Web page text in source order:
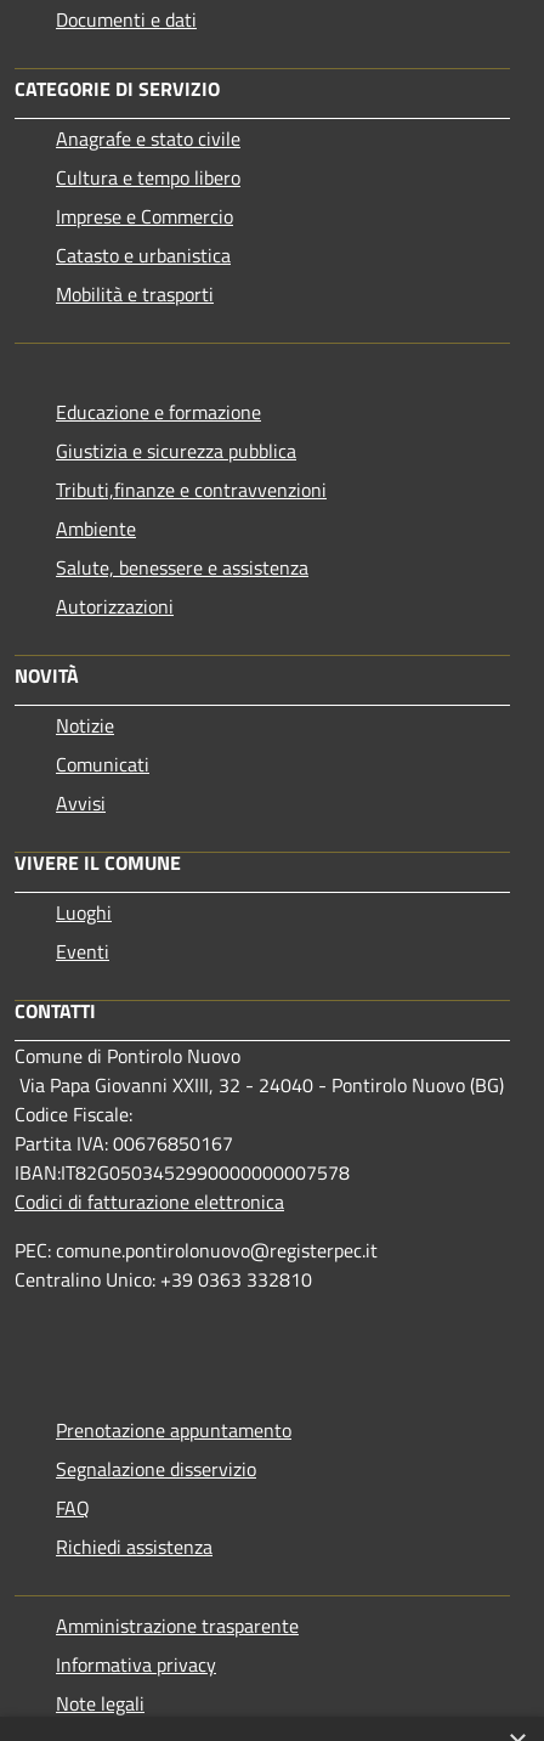
Documenti e dati
CATEGORIE DI SERVIZIO
Anagrafe e stato civile
Cultura e tempo libero
Imprese e Commercio
Catasto e urbanistica
Mobilità e trasporti
Educazione e formazione
Giustizia e sicurezza pubblica
Tributi,finanze e contravvenzioni
Ambiente
Salute, benessere e assistenza
Autorizzazioni
NOVITÀ
Notizie
Comunicati
Avvisi
VIVERE IL COMUNE
Luoghi
Eventi
CONTATTI
Comune di Pontirolo Nuovo
Via Papa Giovanni XXIII, 32 - 24040 - Pontirolo Nuovo (BG)
Codice Fiscale:
Partita IVA: 00676850167
IBAN:IT82G0503452990000000007578
Codici di fatturazione elettronica
PEC: comune.pontirolonuovo@registerpec.it
Centralino Unico: +39 0363 332810
Prenotazione appuntamento
Segnalazione disservizio
FAQ
Richiedi assistenza
Amministrazione trasparente
Informativa privacy
Note legali